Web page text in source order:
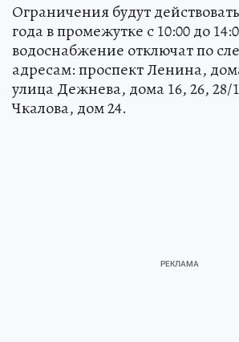
Ограничения будут
года в промежутке с 10:00 до
водоснабжение отключат по
адресам: проспект Ленина,
улица Дежнева, дома 16, 26, 28/
Чкалова, дом 24.